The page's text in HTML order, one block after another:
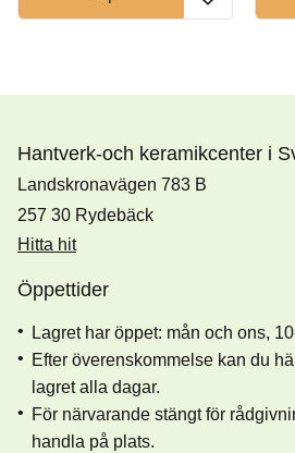
Hantverk-och keramikcenter i
Landskronavägen 783 B
257 30 Rydebäck
Hitta hit
Öppettider
Lagret har öppet: mån och ons,
Efter överenskommelse kan du
lagret alla dagar.
För närvarande stängt för
handla på plats.